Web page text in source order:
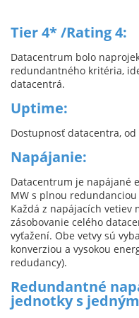
Tier 4* /Rating 4:
Datacentrum bolo
redundantného kritéria,
datacentrá.
Uptime:
Dostupnosť datacentra,
Napájanie:
Datacentrum je napájané
MW s plnou
Každá z napájacích vetiev
zásobovanie celého
vyťažení. Obe vetvy sú
konverziou a vysokou
redudancy).
Redundantné
jednotky s